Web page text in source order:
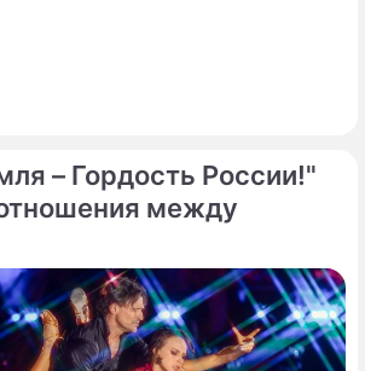
– Гордость России!"
между